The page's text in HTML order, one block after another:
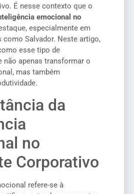
É nesse contexto que o
emocional no
especialmente em
como Salvador. Neste artigo,
esse tipo de
não apenas transformar o
mas também
da
no
Corporativo
refere-se à